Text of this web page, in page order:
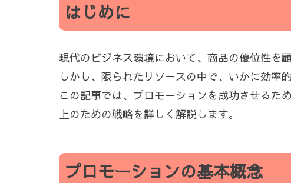
はじめに
現代のビジネス環境において、商品の優位性を
しかし、限られたリソースの中で、いかに効率
この記事では、プロモーションを成功させるた
上のための戦略を詳しく解説します。
プロモーションの基本概念